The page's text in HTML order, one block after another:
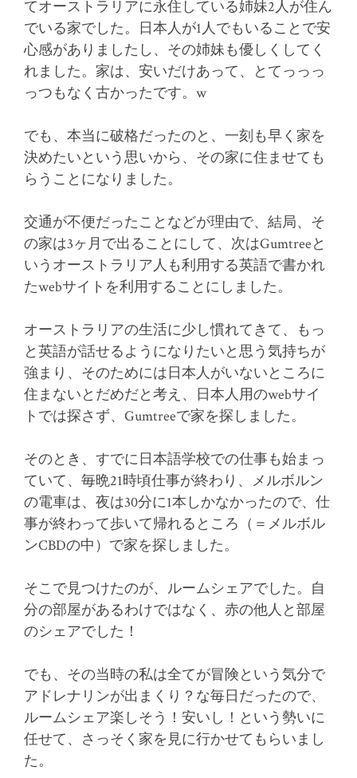
てオーストラリアに永住している姉妹2人が住ん
でいる家でした。日本人が1人でもいることで安
心感がありましたし、その姉妹も優しくしてく
れました。家は、安いだけあって、とてっっっ
っつもなく古かったです。w
でも、本当に破格だったのと、一刻も早く家を
決めたいという思いから、その家に住ませても
らうことになりました。
交通が不便だったことなどが理由で、結局、そ
の家は3ヶ月で出ることにして、次はGumtreeと
いうオーストラリア人も利用する英語で書かれ
たwebサイトを利用することにしました。
オーストラリアの生活に少し慣れてきて、もっ
と英語が話せるようになりたいと思う気持ちが
強まり、そのためには日本人がいないところに
住まないとだめだと考え、日本人用のwebサイ
トでは探さず、Gumtreeで家を探しました。
そのとき、すでに日本語学校での仕事も始まっ
ていて、毎晩21時頃仕事が終わり、メルボルン
の電車は、夜は30分に1本しかなかったので、仕
事が終わって歩いて帰れるところ（＝メルボル
ンCBDの中）で家を探しました。
そこで見つけたのが、ルームシェアでした。自
分の部屋があるわけではなく、赤の他人と部屋
のシェアでした！
でも、その当時の私は全てが冒険という気分で
アドレナリンが出まくり？な毎日だったので、
ルームシェア楽しそう！安いし！という勢いに
任せて、さっそく家を見に行かせてもらいまし
た。